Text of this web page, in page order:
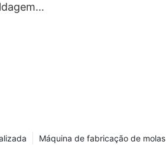
Máquina de fabricação de molas